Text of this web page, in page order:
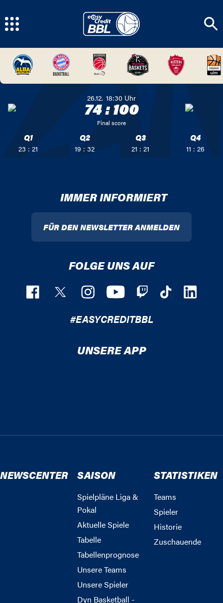
26.12. 18:30 Uhr
74:100
Final score
Q1
23 : 21
Q2
19 : 32
Q3
21 : 21
Q4
11 : 26
IMMER INFORMIERT
FÜR DEN NEWSLETTER ANMELDEN
FOLGE UNS AUF
#EASYCREDITBBL
UNSERE APP
NEWSCENTER SAISON
Spielpläne Liga &
Pokal
Aktuelle Spiele
Tabelle
Tabellenprognose
Unsere Teams
Unsere Spieler
Dyn Basketball -
STATISTIKEN
Teams
Spieler
Historie
Zuschauende